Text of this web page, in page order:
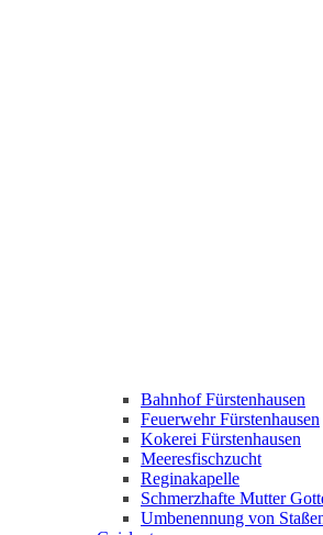
Bahnhof Fürstenhausen
Feuerwehr Fürstenhausen
Kokerei Fürstenhausen
Meeresfischzucht
Reginakapelle
Schmerzhafte Mutter
Umbenennung von